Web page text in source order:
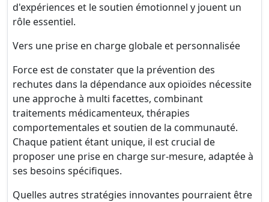
d'expériences et le soutien émotionnel y jouent un
rôle essentiel.
Vers une prise en charge globale et personnalisée
Force est de constater que la prévention des
rechutes dans la dépendance aux opioïdes nécessite
une approche à multi facettes, combinant
traitements médicamenteux, thérapies
comportementales et soutien de la communauté.
Chaque patient étant unique, il est crucial de
proposer une prise en charge sur-mesure, adaptée à
ses besoins spécifiques.
Quelles autres stratégies innovantes pourraient être